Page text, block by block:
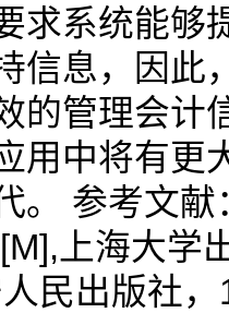
求系统能够
信息，因此
的管理会计
用中将有更
。 参考文
上海大学
民出版社